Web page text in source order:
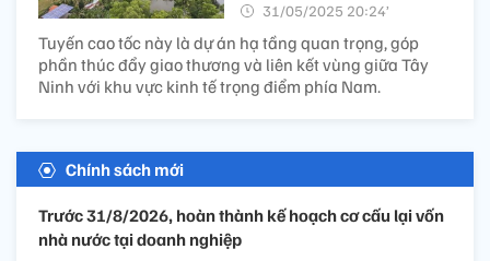
31/05/2025 20:24’
Tuyến cao tốc này là dự án hạ tầng quan trọng, góp
phần thúc đẩy giao thương và liên kết vùng giữa Tây
Ninh với khu vực kinh tế trọng điểm phía Nam.
Chính sách mới
Trước 31/8/2026, hoàn thành kế hoạch cơ cấu lại vốn
nhà nước tại doanh nghiệp